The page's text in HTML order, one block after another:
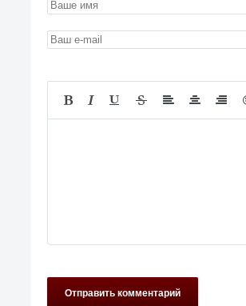
Отправить комментарий